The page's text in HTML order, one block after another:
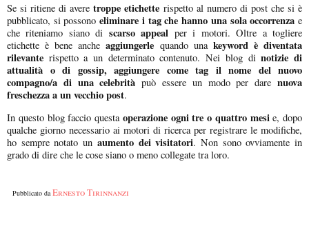
Se si ritiene di averetroppe etichette rispetto al numero di post che si è
pubblicato, si possono eliminare i tag che hanno una sola occorrenza e
che riteniamo siano di scarso appeal per i motori. Oltre a togliere
etichette è bene ancheaggiungerle quando una keyword è diventata
rilevante rispetto a un determinato contenuto. Nei blog dinotizie di
attualità o di gossip, aggiungere come tag il nome del nuovo
compagno/a di una celebrità può essere un modo per darenuova
freschezza a un vecchio post.
In questo blog faccio questa operazione ogni tre o quattro mesie, dopo
qualche giorno necessario ai motori di ricerca per registrare le modifiche,
ho sempre notato un aumento dei visitatori. Non sono ovviamente in
grado di dire che le cose siano o meno collegate tra loro.
Pubblicato daErnesto Tirinnanzi